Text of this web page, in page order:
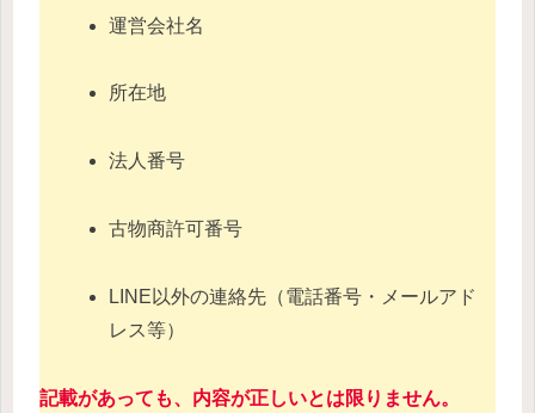
運営会社名
所在地
法人番号
古物商許可番号
LINE以外の連絡先（電話番号・メールアド
レス等）
記載があっても、内容が正しいとは限りません。